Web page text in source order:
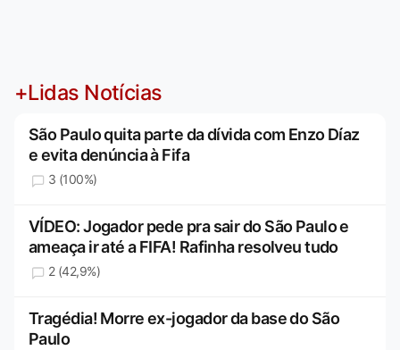
+Lidas Notícias
São Paulo quita parte da dívida com Enzo Díaz
e evita denúncia à Fifa
3 (100%)
VÍDEO: Jogador pede pra sair do São Paulo e
ameaça ir até a FIFA! Rafinha resolveu tudo
2 (42,9%)
Tragédia! Morre ex-jogador da base do São
Paulo